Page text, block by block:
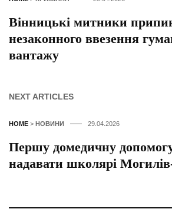
Вінницькі митники
незаконного ввезення
вантажу
NEXT ARTICLES
HOME > НОВИНИ 29.04.2026
Першу домедичну
надавати школярі